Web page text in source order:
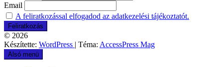
Email
A feliratkozással elfogadod az adatkezelési tájékoztatót.
© 2026
Készítette: WordPress | Téma: AccessPress Mag
Alsó menü